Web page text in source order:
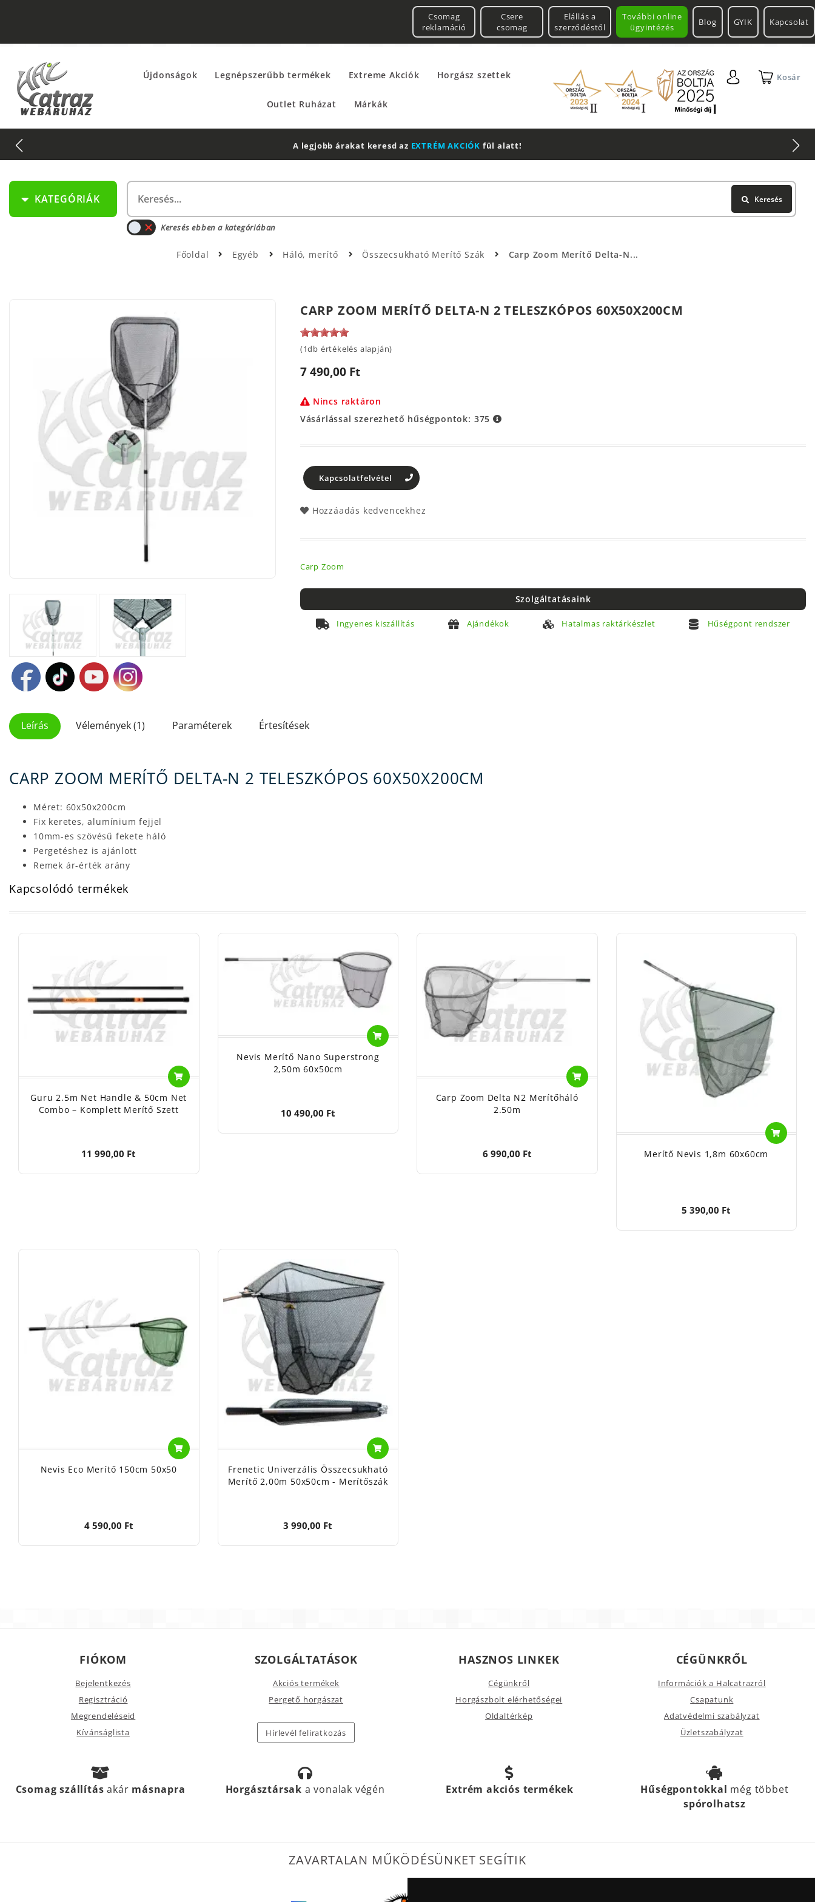
További online
ügyintézés
Csomag
reklamáció
Csere
csomag
Elállás a
szerződéstől
Blog GYIK Kapcsolat
Újdonságok Legnépszerűbb termékek Extreme Akciók Horgász szettek
Outlet Ruházat Márkák
Kosár
A legjobb árakat keresd az EXTRÉM AKCIÓK fül alatt!
KATEGÓRIÁK Keresés
Keresés ebben a kategóriában
Főoldal Egyéb Háló, merítő Összecsukható Merítő Szák Carp Zoom Merítő Delta-N...
CARP ZOOM MERÍTŐ DELTA-N 2 TELESZKÓPOS 60X50X200CM
(1db értékelés alapján)
7 490,00 Ft
Nincs raktáron
Vásárlással szerezhető hűségpontok: 375
Kapcsolatfelvétel
Hozzáadás kedvencekhez
Carp Zoom
Szolgáltatásaink
Ingyenes kiszállítás Ajándékok Hatalmas raktárkészlet Hűségpont rendszer
Leírás Vélemények (1) Paraméterek Értesítések
CARP ZOOM MERÍTŐ DELTA-N 2 TELESZKÓPOS 60X50X200CM
Méret: 60x50x200cm
Fix keretes, alumínium fejjel
10mm-es szövésű fekete háló
Pergetéshez is ajánlott
Remek ár-érték arány
Kapcsolódó termékek
Guru 2.5m Net Handle & 50cm Net
Combo – Komplett Merítő Szett
11 990,00 Ft
Nevis Merítő Nano Superstrong
2,50m 60x50cm
10 490,00 Ft
Carp Zoom Delta N2 Merítőháló
2.50m
6 990,00 Ft Merítő Nevis 1,8m 60x60cm
5 390,00 Ft
Nevis Eco Merítő 150cm 50x50
4 590,00 Ft
Frenetic Univerzális Összecsukható
Merítő 2,00m 50x50cm - Merítőszák
3 990,00 Ft
FIÓKOM
Bejelentkezés
Regisztráció
Megrendeléseid
Kívánságlista
SZOLGÁLTATÁSOK
Akciós termékek
Pergető horgászat
Hírlevél feliratkozás
HASZNOS LINKEK
Cégünkről
Horgászbolt elérhetőségei
Oldaltérkép
CÉGÜNKRŐL
Információk a Halcatrazról
Csapatunk
Adatvédelmi szabályzat
Üzletszabályzat
Csomag szállításakár másnapra Horgásztársak a vonalak végén Extrém akciós termékek Hűségpontokkal még többet
spórolhatsz
ZAVARTALAN MŰKÖDÉSÜNKET SEGÍTIK